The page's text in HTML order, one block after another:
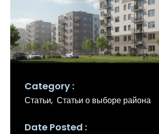
Category
Статьи Статьи о выборе района
Date Posted